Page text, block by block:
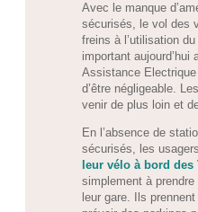
Avec le manque
sécurisés, le vol des
freins à l’utilisation
important
Assistance
d’être négligeable.
venir de plus loin et
En l’absence de
sécurisés, les
leur vélo à bord des
simplement à
leur gare. Ils